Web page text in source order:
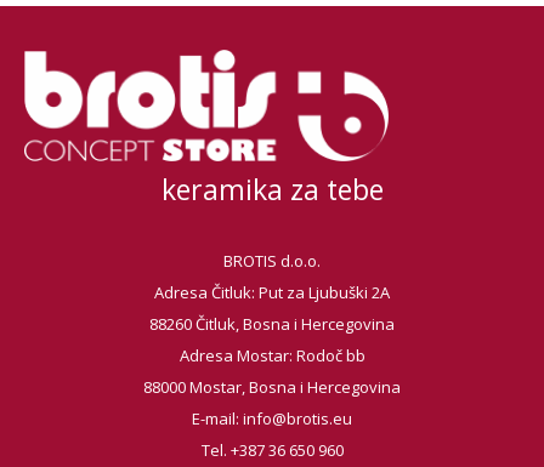
keramika za tebe
BROTIS d.o.o.
Adresa Čitluk: Put za Ljubuški 2A
88260 Čitluk, Bosna i Hercegovina
Adresa Mostar: Rodoč bb
88000 Mostar, Bosna i Hercegovina
E-mail: info@brotis.eu
Tel. +387 36 650 960